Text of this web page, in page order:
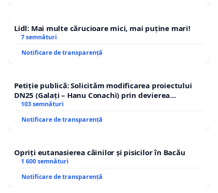
Lidl: Mai multe cărucioare mici, mai puține mari!
7 semnături
Notificare de transparență
Petiție publică: Solicităm modificarea proiectului
DN25 (Galați – Hanu Conachi) prin devierea
traseului în afara localităților!
103 semnături
Notificare de transparență
Opriți eutanasierea câinilor și pisicilor în Bacău
1 600 semnături
Notificare de transparență